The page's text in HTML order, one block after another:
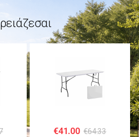
€41.00 €64.33